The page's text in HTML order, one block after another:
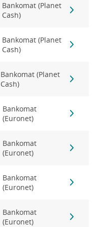
Bankomat (Planet
Cash)
Bankomat (Planet
Cash)
Bankomat (Planet
Cash)
Bankomat
(Euronet)
Bankomat
(Euronet)
Bankomat
(Euronet)
Bankomat
(Euronet)